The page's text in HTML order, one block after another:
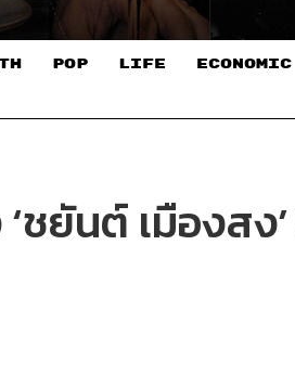
POP LIFE
ชยันต์ เมืองสง